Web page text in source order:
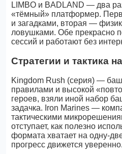
LIMBO и BADLAND — два
«тёмный» платформер.
и загадками, вторая —
ловушками. Обе прекрасно
сессий и работают без
Стратегии и тактика
Kingdom Rush (серия) —
правилами и высокой
героев, взяли иной набор
задачка. Iron Marines —
тактическими
отступает, как полезно
формата хватает на
прогресс движется уверенно.